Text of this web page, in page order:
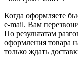
Когда оформляете
e-mail. Вам
По результатам
оформления товара
только ждать